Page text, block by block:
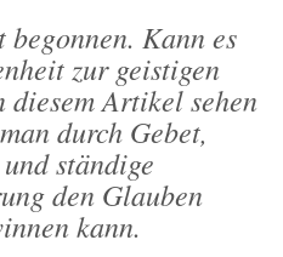
Kann es
zur geistigen
Artikel sehen
durch Gebet,
ständige
den Glauben
kann.